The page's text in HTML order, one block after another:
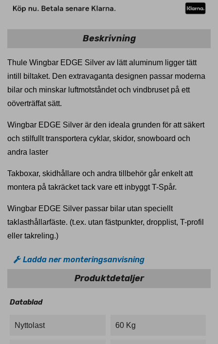
Beskrivning
Thule Wingbar EDGE Silver av lätt aluminum ligger tätt
intill biltaket. Den extravaganta designen passar moderna
bilar och minskar luftmotståndet och vindbruset på ett
oöverträffat sätt.
Wingbar EDGE Silver är den ideala grunden för att säkert
och stilfullt transportera cyklar, skidor, snowboard och
andra laster
Takboxar, skidhållare och andra tillbehör går enkelt att
montera på takräcket tack vare ett inbyggt T-Spår.
Wingbar EDGE Silver passar bilar utan speciellt
taklasthållarfäste. (t.ex. utan fästpunkter, dropplist, T-profil
eller takreling.)
Ladda ner monteringsanvisning
Produktdetaljer
Datablad
Nyttolast 60 Kg